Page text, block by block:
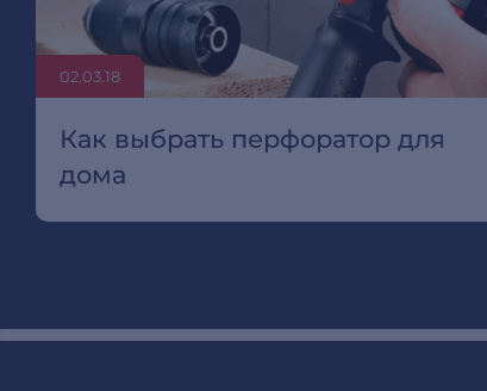
02.03.18
Как выбрать перфоратор для
дома